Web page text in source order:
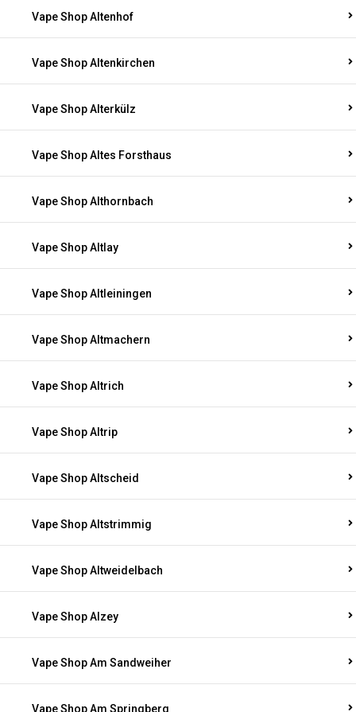
Vape Shop Altenhof
Vape Shop Altenkirchen
Vape Shop Alterkülz
Vape Shop Altes Forsthaus
Vape Shop Althornbach
Vape Shop Altlay
Vape Shop Altleiningen
Vape Shop Altmachern
Vape Shop Altrich
Vape Shop Altrip
Vape Shop Altscheid
Vape Shop Altstrimmig
Vape Shop Altweidelbach
Vape Shop Alzey
Vape Shop Am Sandweiher
Vape Shop Am Springberg